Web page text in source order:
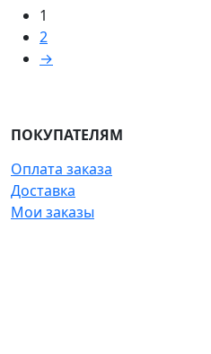
1
2
→
ПОКУПАТЕЛЯМ
Оплата заказа
Доставка
Мои заказы